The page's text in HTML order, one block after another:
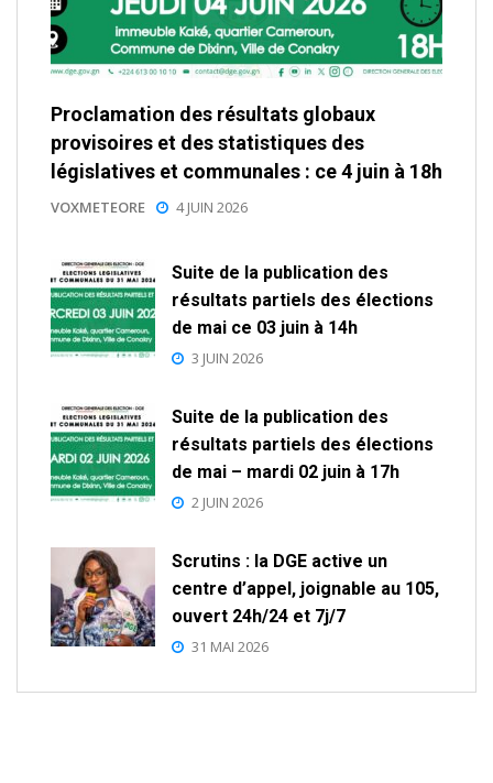
Proclamation des résultats globaux
provisoires et des statistiques des
législatives et communales : ce 4 juin à 18h
VOXMETEORE 4 JUIN 2026
Suite de la publication des
résultats partiels des élections
de mai ce 03 juin à 14h
3 JUIN 2026
Suite de la publication des
résultats partiels des élections
de mai – mardi 02 juin à 17h
2 JUIN 2026
Scrutins : la DGE active un
centre d’appel, joignable au 105,
ouvert 24h/24 et 7j/7
31 MAI 2026